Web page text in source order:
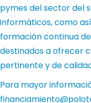
pymes del sector del
informáticos, como
formación continua
destinados a ofrecer
pertinente y de
Para mayor